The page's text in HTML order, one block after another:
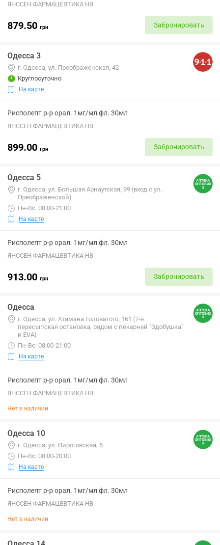
ЯНССЕН ФАРМАЦЕВТИКА НВ
879.50 грн Забронировать
Одесса 3
г. Одесса, ул. Преображенская, 42
Круглосуточно
На карте
Рисполепт р-р орал. 1мг/мл фл. 30мл
ЯНССЕН ФАРМАЦЕВТИКА НВ
899.00 грн Забронировать
Одесса 5
г. Одесса, ул. Большая Арнаутская, 99 (вход с ул.
Преображенской)
Пн-Вс: 08:00-21:00
На карте
Рисполепт р-р орал. 1мг/мл фл. 30мл
ЯНССЕН ФАРМАЦЕВТИКА НВ
913.00 грн Забронировать
Одесса
г. Одесса, ул. Атамана Головатого, 161 (7-я
пересыпская остановка, рядом с пекарней "Здобушка"
и EVA)
Пн-Вс: 08:00-21:00
На карте
Рисполепт р-р орал. 1мг/мл фл. 30мл
ЯНССЕН ФАРМАЦЕВТИКА НВ
Нет в наличии
Одесса 10
г. Одесса, ул. Пироговская, 5
Пн-Вс: 08:00-20:00
На карте
Рисполепт р-р орал. 1мг/мл фл. 30мл
ЯНССЕН ФАРМАЦЕВТИКА НВ
Нет в наличии